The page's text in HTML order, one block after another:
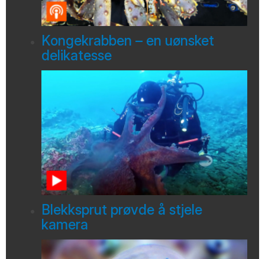
Kongekrabben – en uønsket
delikatesse
Blekksprut prøvde å stjele
kamera